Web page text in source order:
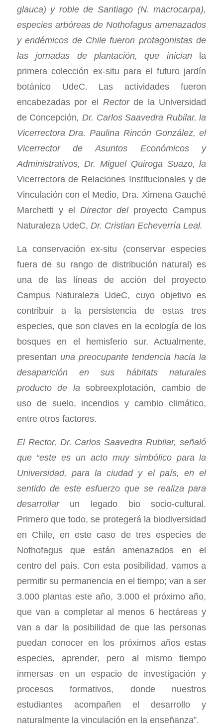
glauca) y roble de Santiago (N. macrocarpa),
especies arbóreas de Nothofagus amenazados
y endémicos de Chile fueron protagonistas de
las jornadas de plantación, que inician la
primera colección ex-situ para el futuro jardín
botánico UdeC. Las actividades fueron
encabezadas por el Rectorde la Universidad
de Concepción, Dr. Carlos Saavedra Rubilar, la
Vicerrectora Dra. Paulina Rincón González, el
Vicerrector de Asuntos Económicos y
Administrativos, Dr. Miguel Quiroga Suazo, la
Vicerrectora de Relaciones Institucionales y de
Vinculación con el Medio, Dra. Ximena Gauché
Marchetti y el Director del proyecto Campus
Naturaleza UdeC, Dr. Cristian Echeverría Leal.
La conservación ex-situ (conservar especies
fuera de su rango de distribución natural) es
una de las líneas de acción del proyecto
Campus Naturaleza UdeC, cuyo objetivo es
contribuir a la persistencia de estas tres
especies, que son claves en la ecología de los
bosques en el hemisferio sur. Actualmente,
presentan una preocupante tendencia hacia la
desaparición en sus hábitats naturales
producto de lasobreexplotación, cambio de
uso de suelo, incendios y cambio climático,
entre otros factores.
El Rector, Dr. Carlos Saavedra Rubilar, señaló
que “este es un acto muy simbólico para la
Universidad, para la ciudad y el país, en el
sentido de este esfuerzo que se realiza para
desarrollar un legado bio socio-cultural.
Primero que todo, se protegerá la biodiversidad
en Chile, en este caso de tres especies de
Nothofagus que están amenazados en el
centro del país. Con esta posibilidad, vamos a
permitir su permanencia en el tiempo; van a ser
3.000 plantas este año, 3.000 el próximo año,
que van a completar al menos 6 hectáreas y
van a dar la posibilidad de que las personas
puedan conocer en los próximos años estas
especies, aprender, pero al mismo tiempo
inmersas en un espacio de investigación y
procesos formativos, donde nuestros
estudiantes acompañen el desarrollo y
naturalmente la vinculación en la enseñanza”.